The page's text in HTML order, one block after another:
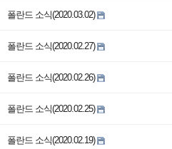
폴란드 소식(2020.03.02)
폴란드 소식(2020.02.27)
폴란드 소식(2020.02.26)
폴란드 소식(2020.02.25)
폴란드 소식(2020.02.19)